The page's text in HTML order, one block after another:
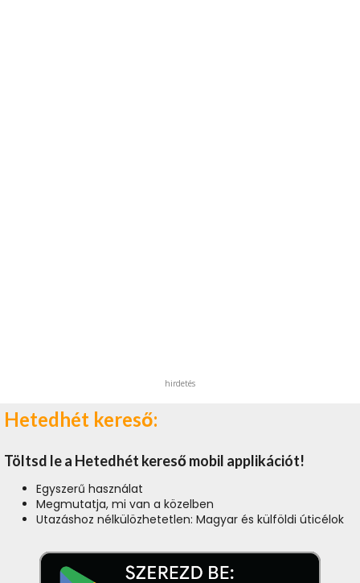
hirdetés
Hetedhét kereső:
Töltsd le a Hetedhét kereső mobil applikációt!
Egyszerű használat
Megmutatja, mi van a közelben
Utazáshoz nélkülözhetetlen: Magyar és külföldi úticélok